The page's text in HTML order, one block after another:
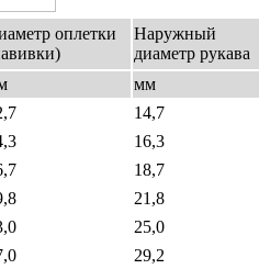
оплетки
Наружный
диаметр рукава
мм
14,7
16,3
18,7
21,8
25,0
29,2